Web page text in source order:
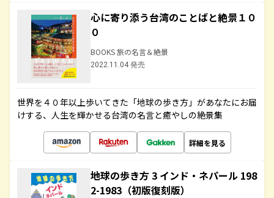
心に寄り添う台湾のことばと絶景１０
０
BOOKS 旅の名言＆絶景
2022.11.04 発売
世界を４０年以上歩いてきた「地球の歩き方」があなたにお届
けする、人生を輝かせる台湾の名言と癒やしの絶景集
詳細を見る
地球の歩き方 3 インド・ネパール 198
2-1983（初版復刻版）